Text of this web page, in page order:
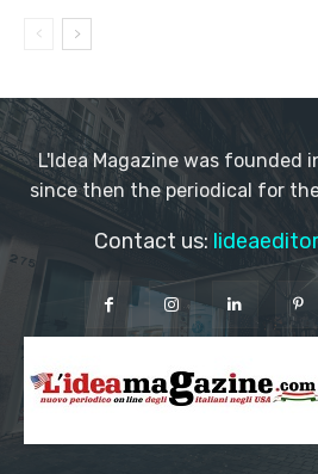
L'Idea Magazine was founded
since then the periodical for
Contact us: